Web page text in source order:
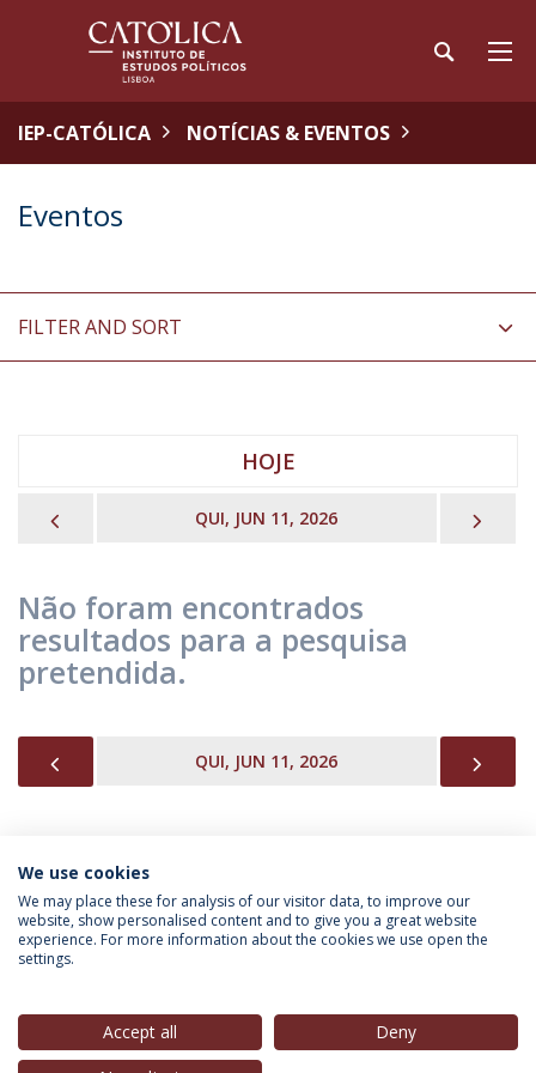
IEP-CATÓLICA NOTÍCIAS & EVENTOS
Eventos
FILTER AND SORT
HOJE
QUI, JUN 11, 2026
Não foram encontrados
resultados para a pesquisa
pretendida.
QUI, JUN 11, 2026
INFORMAÇÃO PARA
We use cookies
We may place these for analysis of our visitor data, to improve our
website, show personalised content and to give you a great website
experience. For more information about the cookies we use open the
settings.
Accept all
Deny